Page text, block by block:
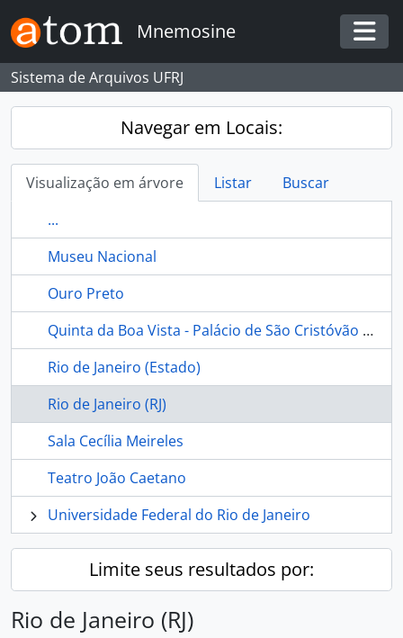
Skip to main content
Mnemosine
Sistema de Arquivos UFRJ
Navegar em Locais:
Visualização em árvore Listar
Buscar
...
Museu Nacional
Ouro Preto
Quinta da Boa Vista - Palácio de São Cristóvão - Museu Nacional - Rio de Janeiro (Brasil)
Rio de Janeiro (Estado)
Rio de Janeiro (RJ)
Sala Cecília Meireles
Teatro João Caetano
Universidade Federal do Rio de Janeiro
Limite seus resultados por:
Rio de Janeiro (RJ)